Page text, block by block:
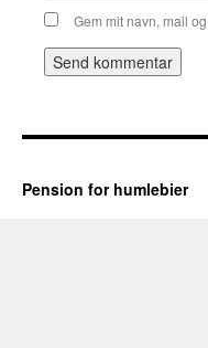
Gem mit navn, mail
Pension for humlebier